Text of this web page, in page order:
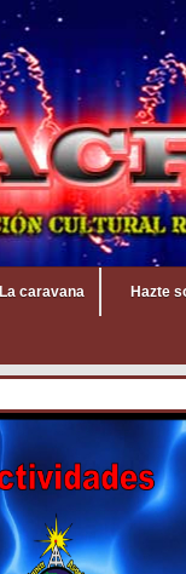
La caravana Hazte